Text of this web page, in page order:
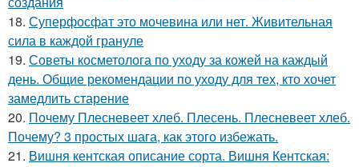
18. Суперфосфат это мочевина или нет. Живительная
сила в каждой грануле
19. Советы косметолога по уходу за кожей на каждый
день. Общие рекомендации по уходу для тех, кто хочет
замедлить старение
20. Почему Плесневеет хлеб. Плесень. Плесневеет хлеб.
Почему? 3 простых шага, как этого избежать.
21. Вишня кентская описание сорта. Вишня Кентская: